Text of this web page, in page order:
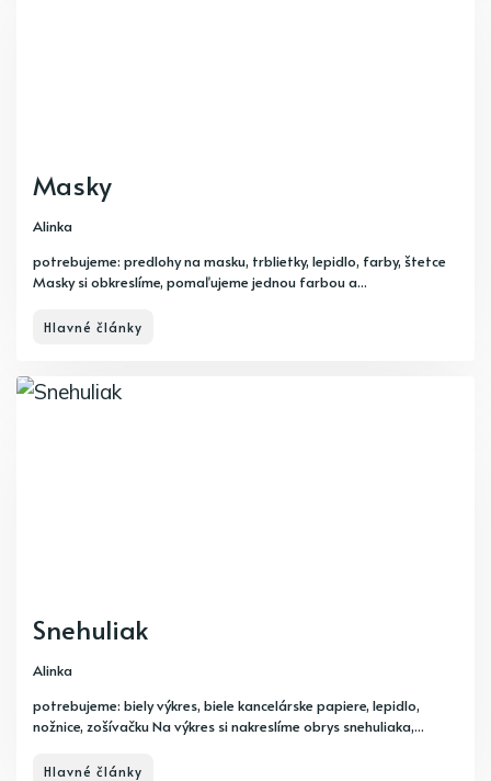
Masky
Alinka
potrebujeme: predlohy na masku, trblietky, lepidlo, farby, štetce
Masky si obkreslíme, pomaľujeme jednou farbou a...
Hlavné články
Snehuliak
Alinka
potrebujeme: biely výkres, biele kancelárske papiere, lepidlo,
nožnice, zošívačku Na výkres si nakreslíme obrys snehuliaka,...
Hlavné články